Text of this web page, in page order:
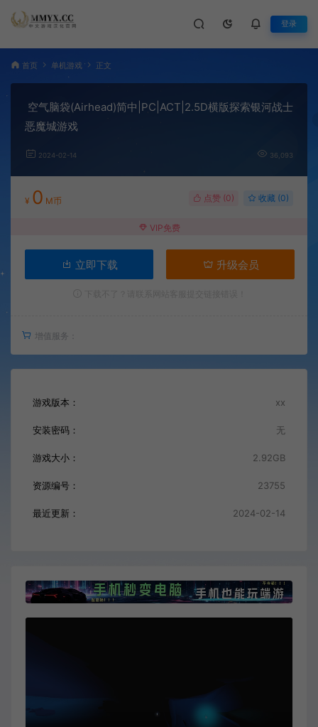
登录
首页 单机游戏 正文
空气脑袋(Airhead)简中|PC|ACT|2.5D横版探索银河战士
恶魔城游戏
2024-02-14 36,093
¥ 0 M币 点赞 (0) 收藏 (0)
VIP免费
立即下载 升级会员
增值服务：
游戏版本： xx
安装密码： 无
游戏大小： 2.92GB
资源编号： 23755
最近更新： 2024-02-14